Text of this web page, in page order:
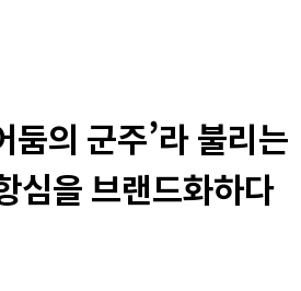
둠의 군주’라 불리는
심을 브랜드화하다